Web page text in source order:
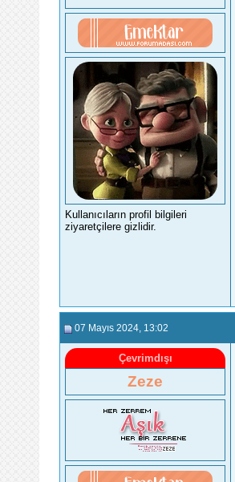
Kullanıcıların profil bilgileri
ziyaretçilere gizlidir.
07 Mayıs 2024 , 13:02
Çevrimdışı
Zeze